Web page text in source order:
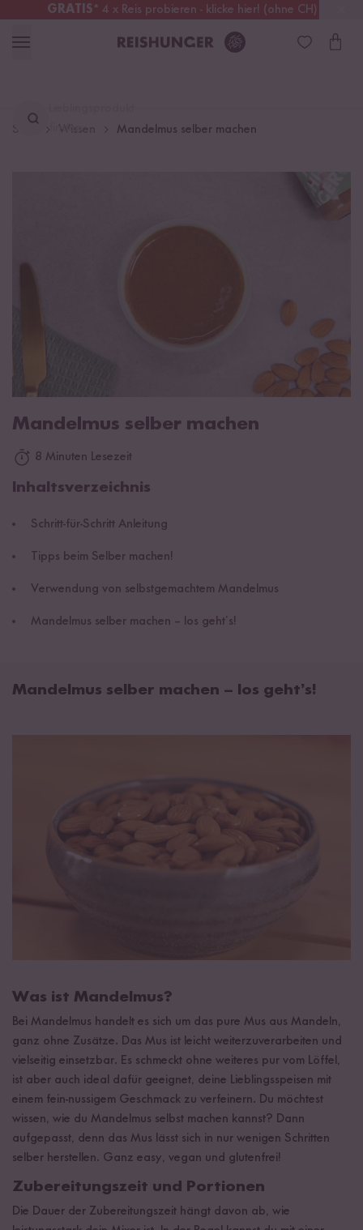
GRATIS* 4 x Reis probieren - klicke hier! (ohne CH)
Österreich Kostenloser Versand
finden ...
Mandelmus selber machen
Mandelmus selber machen
8 Minuten Lesezeit
Inhaltsverzeichnis
Schritt-für-Schritt Anleitung
Tipps beim Selber machen!
Verwendung von selbstgemachtem Mandelmus
Mandelmus selber machen – los geht’s!
Mandelmus selber machen – los geht’s!
Was ist Mandelmus?
Bei Mandelmus handelt es sich um das pure Mus aus Mandeln,
ganz ohne Zusätze. Das Mus ist leicht weiterzuverarbeiten und
vielseitig einsetzbar. Es schmeckt ohne weiteres pur vom Löffel,
ist aber auch ideal dafür geeignet, deine Lieblingsspeisen mit
einem fein-nussigem Geschmack zu verfeinern. Du möchtest
wissen, wie du Mandelmus selbst machen kannst? Dann
aufgepasst, denn das Mus lässt sich in nur wenigen Schritten
selber herstellen. Ganz easy, vegan und glutenfrei!
Zubereitungszeit und Portionen
Die Dauer der Zubereitungszeit hängt davon ab, wie